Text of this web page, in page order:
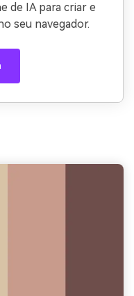
de IA para criar e
seu navegador.